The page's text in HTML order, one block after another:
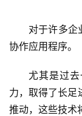
对于许多企
协作应用程序。
尤其是过
力，取得了长足
推动，这些技术